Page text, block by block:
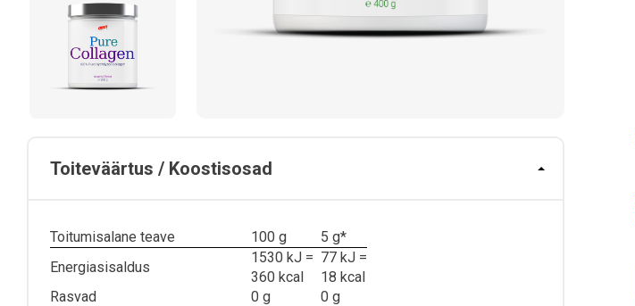
Toiteväärtus / Koostisosad
Toitumisalane teave 100 g
5 g*
Energiasisaldus
1530 kJ =
360 kcal
77 kJ =
18 kcal
Rasvad
0 g
0 g